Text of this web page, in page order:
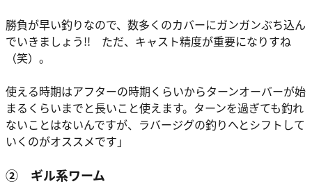
勝負が早い釣りなので、数多くのカバーにガンガンぶち込ん
でいきましょう!! ただ、キャスト精度が重要になりすね
（笑）。
使える時期はアフターの時期くらいからターンオーバーが始
まるくらいまでと長いこと使えます。ターンを過ぎても釣れ
ないことはないんですが、ラバージグの釣りへとシフトして
いくのがオススメです」
② ギル系ワーム